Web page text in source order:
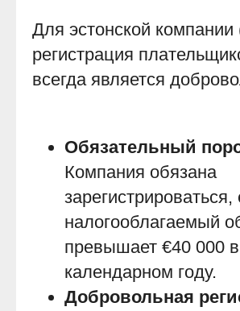
Для эстонской компании
регистрация
всегда является
Обязательный
Компания обязана
налогооблагаемый
превышает €40 000 в
календарном году.
Добровольная